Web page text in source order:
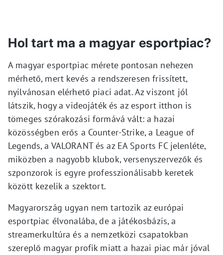
Hol tart ma a magyar esportpiac?
A magyar esportpiac mérete pontosan nehezen
mérhető, mert kevés a rendszeresen frissített,
nyilvánosan elérhető piaci adat. Az viszont jól
látszik, hogy a videojáték és az esport itthon is
tömeges szórakozási formává vált: a hazai
közösségben erős a Counter-Strike, a League of
Legends, a VALORANT és az EA Sports FC jelenléte,
miközben a nagyobb klubok, versenyszervezők és
szponzorok is egyre professzionálisabb keretek
között kezelik a szektort.
Magyarország ugyan nem tartozik az európai
esportpiac élvonalába, de a játékosbázis, a
streamerkultúra és a nemzetközi csapatokban
szereplő magyar profik miatt a hazai piac már jóval